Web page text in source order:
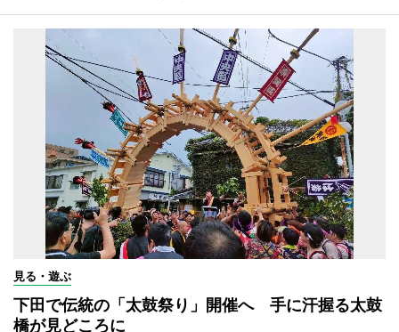
見る・遊ぶ
下田で伝統の「太鼓祭り」開催へ 手に汗握る太鼓
橋が見どころに